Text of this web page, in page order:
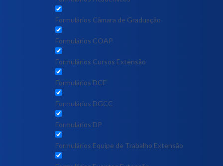
Formulários Câmara de Graduação
Formulários COAP
Formulários Cursos Extensão
Formulários DCF
Formulários DGCC
Formulários DP
Formulários Equipe de Trabalho Extensão